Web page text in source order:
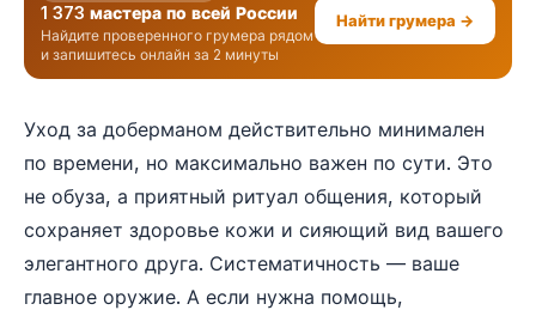
1 373 мастера по всей России
Найдите проверенного грумера рядом
и запишитесь онлайн за 2 минуты
Найти грумера →
Уход за доберманом действительно минимален
по времени, но максимально важен по сути. Это
не обуза, а приятный ритуал общения, который
сохраняет здоровье кожи и сияющий вид вашего
элегантного друга. Систематичность — ваше
главное оружие. А если нужна помощь,